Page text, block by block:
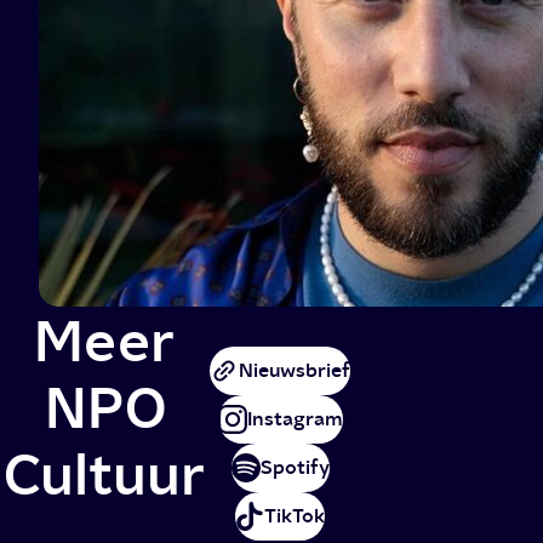
Meer
NPO
Cultuur
Nieuwsbrief
Instagram
Spotify
TikTok